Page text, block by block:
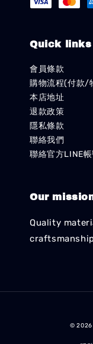
Quick links
會員條款
購物流程(付款/
本店地址
退款政策
隱私條款
聯絡我們
聯絡官方LINE
Our
Quality
© 2026